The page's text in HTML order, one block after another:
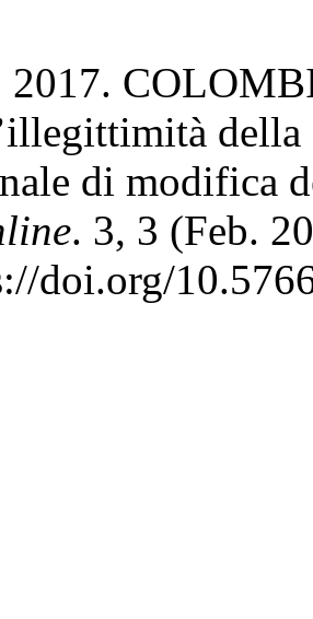
2017.
della
di modifica
. 3, 3 (Feb.
doi.org/